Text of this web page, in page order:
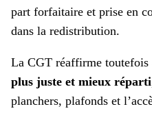
part forfaitaire et prise en
dans la redistribution.
La CGT réaffirme toutefois
plus juste et mieux réparti
planchers, plafonds et